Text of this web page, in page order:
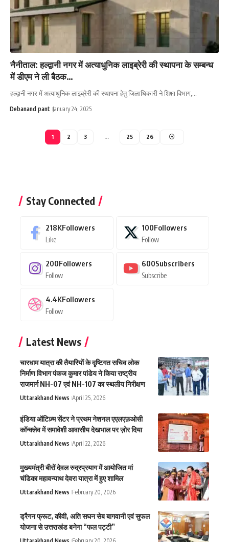
नैनीताल: हल्द्वानी नगर में अत्याधुनिक लाइब्रेरी की स्थापना के सम्बन्ध
में डीएम ने ली बैठक…
हल्द्वानी नगर में अत्याधुनिक लाइब्रेरी की स्थापना हेतु जिलाधिकारी ने शिक्षा विभाग,…
Debanand pant January 24, 2025
1 2 3 … 25 26
Stay Connected
218KFollowers
Like
100Followers
Follow
200Followers
Follow
600Subscribers
Subscribe
4.4KFollowers
Follow
Latest News
चारधाम यात्रा की तैयारियों के दृष्टिगत सचिव लोक
निर्माण विभाग पंकज कुमार पांडेय ने किया राष्ट्रीय
राजमार्ग NH-07 एवं NH-107 का स्थलीय निरीक्षण
Uttarakhand News April 25, 2026
इंडिया ऑटिज़्म सेंटर ने प्रथम नेशनल एएलएफ़ओसी
कॉन्क्लेव में समावेशी आवासीय देखभाल पर ज़ोर दिया
Uttarakhand News April 22, 2026
मुख्यमंत्री बीरों देवल रुद्रप्रयाग में आयोजित मां
चंडिका महावन्याथ देवरा यात्रा में हुए शामिल
Uttarakhand News February 20, 2026
ड्रैगन फ्रूट, कीवी, अति सघन सेब बागवानी एवं सुफल
योजना से उत्तराखंड बनेगा “फल पट्टी”